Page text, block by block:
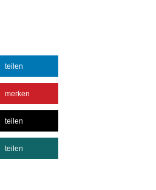
teilen
merken
teilen
teilen